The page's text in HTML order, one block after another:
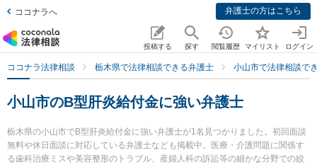
ココナラへ 弁護士の方はこちら
投稿する 探す 閲覧履歴 マイリスト ログイン
ココナラ法律相談 栃木県で法律相談できる弁護士 小山市で法律相談で
小山市のB型肝炎給付金に強い弁護士
栃木県の小山市でB型肝炎給付金に強い弁護士が1名見つかりました。初回面談
無料や休日面談に対応している弁護士なども掲載中。医療・介護問題に関係す
る歯科治療ミスや美容整形のトラブル、産婦人科の訴訟等の細かな分野での絞